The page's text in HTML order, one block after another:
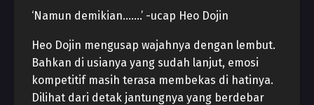
‘Namun demikian…….’ -ucap Heo Dojin
Heo Dojin mengusap wajahnya dengan lembut.
Bahkan di usianya yang sudah lanjut, emosi
kompetitif masih terasa membekas di hatinya.
Dilihat dari detak jantungnya yang berdebar